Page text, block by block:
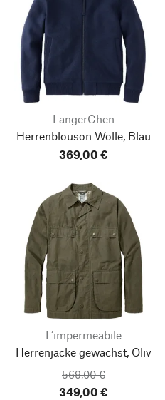
LangerChen
Herrenblouson Wolle, Blau
369,00 €
L’impermeabile
Herrenjacke gewachst, Oliv
569,00 €
349,00 €